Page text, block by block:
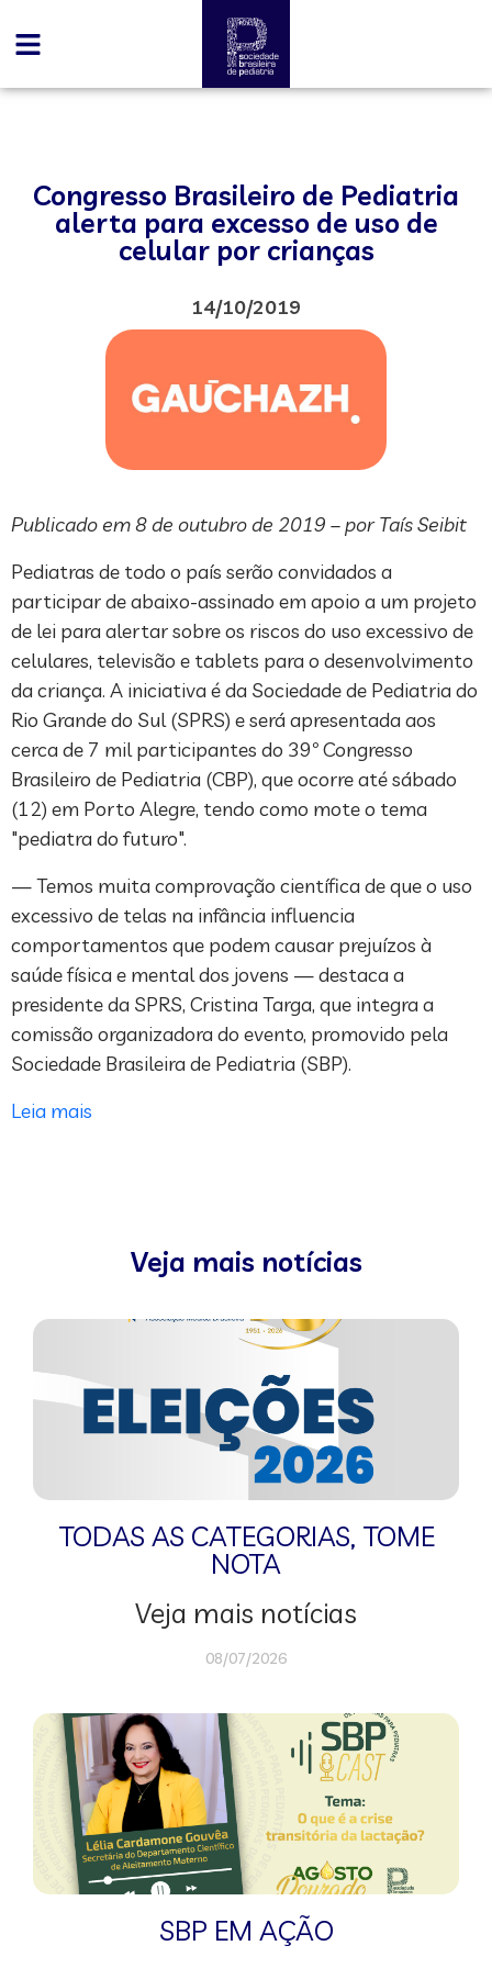
Congresso Brasileiro de Pediatria
alerta para excesso de uso de
celular por crianças
14/10/2019
Publicado em 8 de outubro de 2019 – por Taís Seibit
Pediatras de todo o país serão convidados a
participar de abaixo-assinado em apoio a um projeto
de lei para alertar sobre os riscos do uso excessivo de
celulares, televisão e tablets para o desenvolvimento
da criança. A iniciativa é da Sociedade de Pediatria do
Rio Grande do Sul (SPRS) e será apresentada aos
cerca de 7 mil participantes do 39º Congresso
Brasileiro de Pediatria (CBP), que ocorre até sábado
(12) em Porto Alegre, tendo como mote o tema
"pediatra do futuro".
— Temos muita comprovação científica de que o uso
excessivo de telas na infância influencia
comportamentos que podem causar prejuízos à
saúde física e mental dos jovens — destaca a
presidente da SPRS, Cristina Targa, que integra a
comissão organizadora do evento, promovido pela
Sociedade Brasileira de Pediatria (SBP).
Leia mais
Veja mais notícias
TODAS AS CATEGORIAS, TOME
NOTA
Veja mais notícias
08/07/2026
SBP EM AÇÃO